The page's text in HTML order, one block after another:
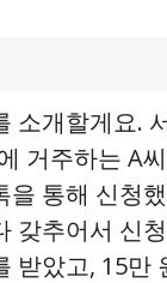
소개할게요.
거주하는 A
을 통해 신청
갖추어서 신
받았고, 15만